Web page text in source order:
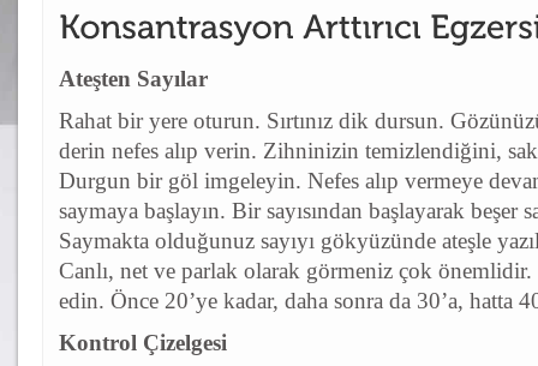
Ateşten Sayılar
Rahat bir yere oturun. Sırtınız dik dursun.
derin nefes alıp verin. Zihninizin temizlendiğini,
Durgun bir göl imgeleyin. Nefes alıp vermeye
saymaya başlayın. Bir sayısından başlayarak beşer
Saymakta olduğunuz sayıyı gökyüzünde ateşle
Canlı, net ve parlak olarak görmeniz çok önemlidir.
edin. Önce 20’ye kadar, daha sonra da 30’a, hatta
Kontrol Çizelgesi